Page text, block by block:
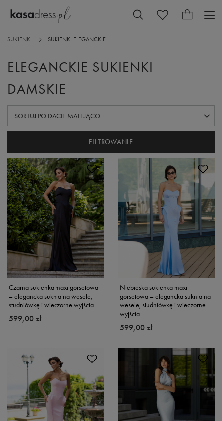
SUKIENKI SUKIENKI ELEGANCKIE
ELEGANCKIE SUKIENKI
DAMSKIE
ZMIEŃ SORTOWANIE
SORTUJ PO DACIE MALEJĄCO
FILTROWANIE
Czarna sukienka maxi gorsetowa
– elegancka suknia na wesele,
studniówkę i wieczorne wyjścia
599,00 zł
Niebieska sukienka maxi
gorsetowa – elegancka suknia na
wesele, studniówkę i wieczorne
wyjścia
599,00 zł